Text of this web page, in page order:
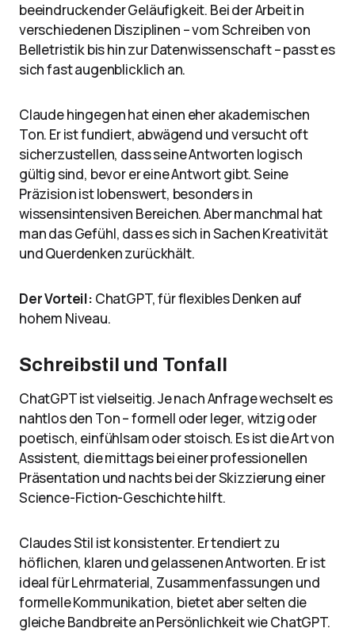
beeindruckender Geläufigkeit. Bei der Arbeit in
verschiedenen Disziplinen – vom Schreiben von
Belletristik bis hin zur Datenwissenschaft – passt es
sich fast augenblicklich an.
Claude hingegen hat einen eher akademischen
Ton. Er ist fundiert, abwägend und versucht oft
sicherzustellen, dass seine Antworten logisch
gültig sind, bevor er eine Antwort gibt. Seine
Präzision ist lobenswert, besonders in
wissensintensiven Bereichen. Aber manchmal hat
man das Gefühl, dass es sich in Sachen Kreativität
und Querdenken zurückhält.
Der Vorteil: ChatGPT, für flexibles Denken auf
hohem Niveau.
Schreibstil und Tonfall
ChatGPT ist vielseitig. Je nach Anfrage wechselt es
nahtlos den Ton – formell oder leger, witzig oder
poetisch, einfühlsam oder stoisch. Es ist die Art von
Assistent, die mittags bei einer professionellen
Präsentation und nachts bei der Skizzierung einer
Science-Fiction-Geschichte hilft.
Claudes Stil ist konsistenter. Er tendiert zu
höflichen, klaren und gelassenen Antworten. Er ist
ideal für Lehrmaterial, Zusammenfassungen und
formelle Kommunikation, bietet aber selten die
gleiche Bandbreite an Persönlichkeit wie ChatGPT.